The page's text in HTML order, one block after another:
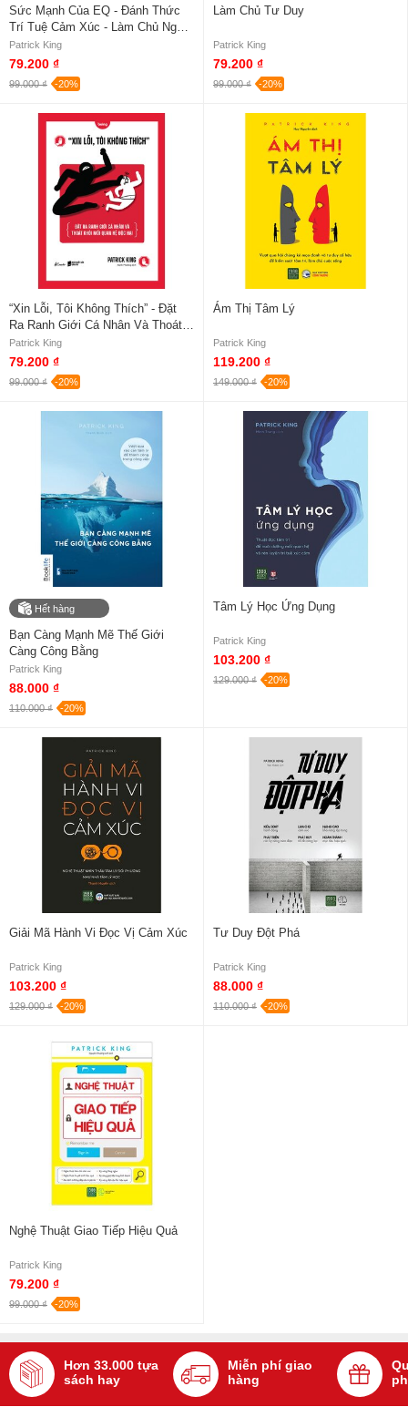
Sức Mạnh Của EQ - Đánh Thức
Trí Tuệ Cảm Xúc - Làm Chủ Ngôn
Ngữ - Thu Phục Lòng Người
Patrick King
79.200 ₫
99.000 ₫ -20%
Làm Chủ Tư Duy
Patrick King
79.200 ₫
99.000 ₫ -20%
“Xin Lỗi, Tôi Không Thích” - Đặt
Ra Ranh Giới Cá Nhân Và Thoát
Khỏi Mối Quan Hệ Độc Hại
Patrick King
79.200 ₫
99.000 ₫ -20%
Ám Thị Tâm Lý
Patrick King
119.200 ₫
149.000 ₫ -20%
Hết hàng
Bạn Càng Mạnh Mẽ Thế Giới
Càng Công Bằng
Patrick King
88.000 ₫
110.000 ₫ -20%
Tâm Lý Học Ứng Dụng
Patrick King
103.200 ₫
129.000 ₫ -20%
Giải Mã Hành Vi Đọc Vị Cảm Xúc
Patrick King
103.200 ₫
129.000 ₫ -20%
Tư Duy Đột Phá
Patrick King
88.000 ₫
110.000 ₫ -20%
Nghệ Thuật Giao Tiếp Hiệu Quả
Patrick King
79.200 ₫
99.000 ₫ -20%
Hơn 33.000 tựa
sách hay
Miễn phí giao
hàng